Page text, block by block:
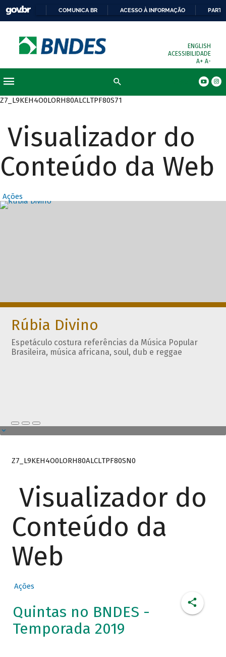
COMUNICA BR ACESSO À INFORMAÇÃO
ENGLISH
ACESSIBILIDADE
A+ A-
Z7_L9KEH4O0LORH80ALCLTPF80S71
Visualizador do
Conteúdo da Web
Ações
Destaques
Rúbia Divino
Espetáculo costura referências da Música Popular
Brasileira, música africana, soul, dub e reggae
Z7_L9KEH4O0LORH80ALCLTPF80SN0
Visualizador do
Conteúdo da
Web
Ações
Quintas no BNDES -
Temporada 2019